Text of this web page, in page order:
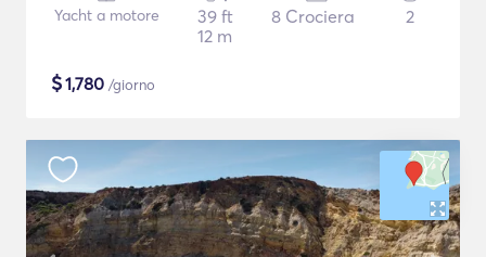
Yacht a motore
39 ft
12 m
8 Crociera 2
$1,780 /giorno